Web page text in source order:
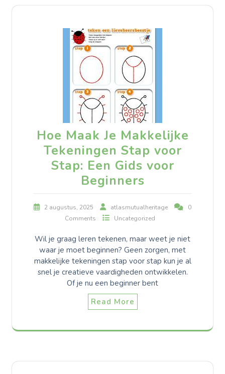
Hoe Maak Je Makkelijke
Tekeningen Stap voor
Stap: Een Gids voor
Beginners
2 augustus, 2025 atlasmutualheritage
0
Comments
Uncategorized
Wil je graag leren tekenen, maar weet je niet
waar je moet beginnen? Geen zorgen, met
makkelijke tekeningen stap voor stap kun je al
snel je creatieve vaardigheden ontwikkelen.
Of je nu een beginner bent
Read More